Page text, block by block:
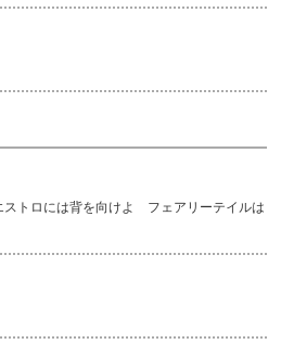
トロには背を向けよ フェアリーテイルは